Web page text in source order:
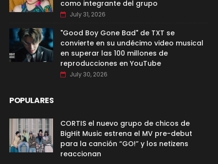
como integrante del grupo
July 31, 2026
"Good Boy Gone Bad" de TXT se
convierte en su undécimo video musical
en superar las 100 millones de
reproducciones en YouTube
July 30, 2026
POPULARES
CORTIS el nuevo grupo de chicos de
BigHit Music estrena el MV pre-debut
para la canción “GO!” y los netizens
reaccionan